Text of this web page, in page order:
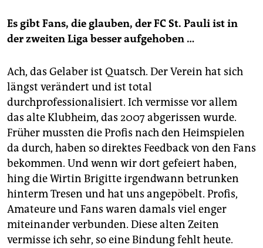
Es gibt Fans, die glauben, der FC St. Pauli ist in
der zweiten Liga besser aufgehoben …
Ach, das Gelaber ist Quatsch. Der Verein hat sich
längst verändert und ist total
durchprofessionalisiert. Ich vermisse vor allem
das alte Klubheim, das 2007 abgerissen wurde.
Früher mussten die Profis nach den Heimspielen
da durch, haben so direktes Feedback von den Fans
bekommen. Und wenn wir dort gefeiert haben,
hing die Wirtin Brigitte irgendwann betrunken
hinterm Tresen und hat uns angepöbelt. Profis,
Amateure und Fans waren damals viel enger
miteinander verbunden. Diese alten Zeiten
vermisse ich sehr, so eine Bindung fehlt heute.